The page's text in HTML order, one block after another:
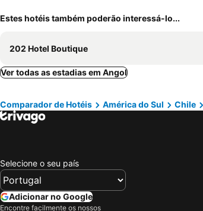
Estes hotéis também poderão interessá-lo...
202 Hotel Boutique
Ver todas as estadias em Angol
Comparador de Hotéis América do Sul Chile
Selecione o seu país
Adicionar no Google
Encontre facilmente os nossos